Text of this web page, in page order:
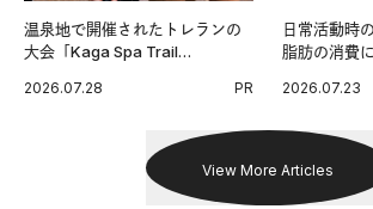
温泉地で開催されたトレランの
大会「Kaga Spa Trail
戦を夢見るランナーたちの奮闘
2026.07.28 PR
日常活動時
脂肪の消費
習慣。
2026.07.23
View More Articles